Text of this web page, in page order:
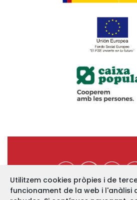
https://
Utilitzem cookies pròpies i de
funcionament de la web i l'anàlisi